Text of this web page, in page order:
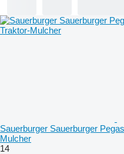
Sauerburger Sauerburger
Mulcher
14